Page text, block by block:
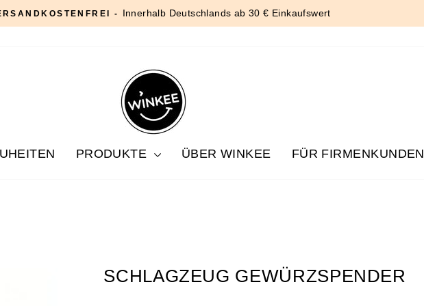
Pause
- Innerhalb Deutschlands ab 30 € Einkaufswert
PRODUKTE ÜBER WINKEE FÜR FIRMENKUNDEN
SCHLAGZEUG GEWÜRZSPENDER